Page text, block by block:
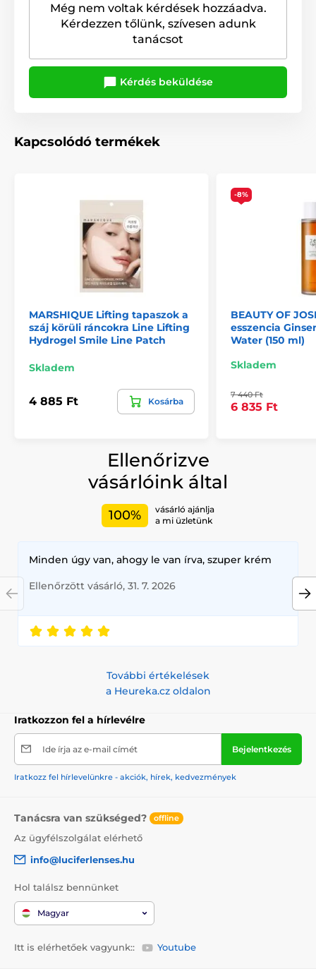
Még nem voltak kérdések hozzáadva.
Kérdezzen tőlünk, szívesen adunk
tanácsot
Kérdés beküldése
Kapcsolódó termékek
MARSHIQUE Lifting tapaszok a
száj körüli ráncokra Line Lifting
Hydrogel Smile Line Patch
Skladem
4 885 Ft Kosárba
-8%
BEAUTY OF
esszencia
Water (150 ml)
Skladem
7 440 Ft
6 835 Ft
Ellenőrizve
vásárlóink által
100%
vásárló ajánlja
a mi üzletünk
Minden úgy van, ahogy le van írva, szuper krém
Ellenőrzött vásárló, 31. 7. 2026
További értékelések
a Heureka.cz oldalon
Iratkozzon fel a hírlevélre
Ide írja az e-mail címét Bejelentkezés
Iratkozz fel hírlevelünkre - akciók, hírek, kedvezmények
Tanácsra van szükséged? offline
Az ügyfélszolgálat elérhető
info@luciferlenses.hu
Hol találsz bennünket
Magyar
Itt is elérhetőek vagyunk:: Youtube